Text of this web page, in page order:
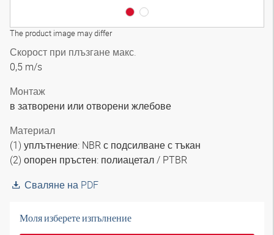
The product image may differ
Скорост при плъзгане макс.
0,5 m/s
Монтаж
в затворени или отворени жлебове
Материал
(1) уплътнение: NBR с подсилване с тъкан
(2) опорен пръстен: полиацетал / PTBR
Сваляне на PDF
Моля изберете изпълнение